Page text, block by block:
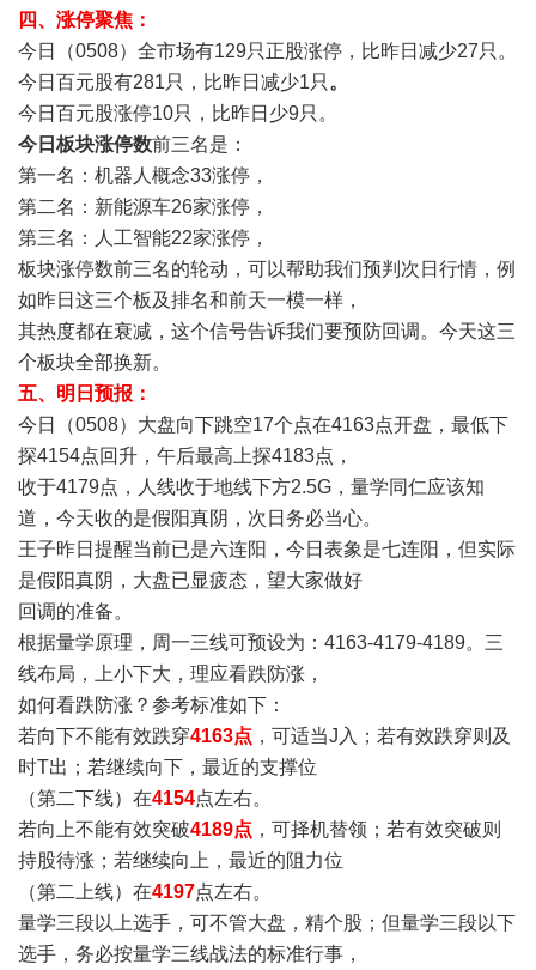
四、涨停聚焦：
今日（0508）全市场有129只正股涨停，比昨日减少27只。
今日百元股有281只，比昨日减少1只 。
今日百元股涨停10只，比昨日少9只。
今日板块涨停数前三名是：
第一名：机器人概念33涨停，
第二名：新能源车26家涨停，
第三名：人工智能22家涨停，
板块涨停数前三名的轮动，可以帮助我们预判次日行情，例
如昨日这三个板及排名和前天一模一样，
其热度都在衰减，这个信号告诉我们要预防回调。今天这三
个板块全部换新。
五、明日预报：
今日（0508）大盘向下跳空17个点在4163点开盘，最低下
探4154点回升，午后最高上探4183点，
收于4179点，人线收于地线下方2.5G，量学同仁应该知
道，今天收的是假阳真阴，次日务必当心。
王子昨日提醒当前已是六连阳，今日表象是七连阳，但实际
是假阳真阴，大盘已显疲态，望大家做好
回调的准备。
根据量学原理，周一三线可预设为：4163-4179-4189。三
线布局，上小下大，理应看跌防涨，
如何看跌防涨？参考标准如下：
若向下不能有效跌穿4163点 ，可适当J入；若有效跌穿则及
时T出；若继续向下，最近的支撑位
（第二下线）在4154点左右。
若向上不能有效突破4189点 ，可择机替领；若有效突破则
持股待涨；若继续向上，最近的阻力位
（第二上线）在4197点左右。
量学三段以上选手，可不管大盘，精个股；但量学三段以下
选手，务必按量学三线战法的标准行事，